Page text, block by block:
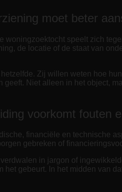
moet beter
woningzoektocht speelt zich
de locatie of de staat van
Zij willen weten hoe
geeft. Niet alleen in het object,
voorkomt fouten
financiële en technische
gebreken of
verdwalen in jargon of
het gebeurt. In het midden van